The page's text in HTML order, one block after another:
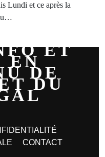
Lundi et ce après la
ET
EN
DE
DU
CONTACT